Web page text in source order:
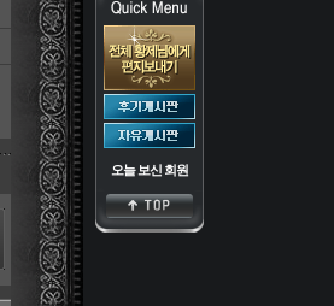
오늘 보신 회원